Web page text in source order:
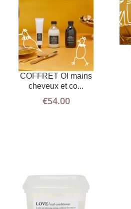
COFFRET OI mains
cheveux et co...
€54.00
AJOUTER AU
PANIER
PLUS
D'INFOS